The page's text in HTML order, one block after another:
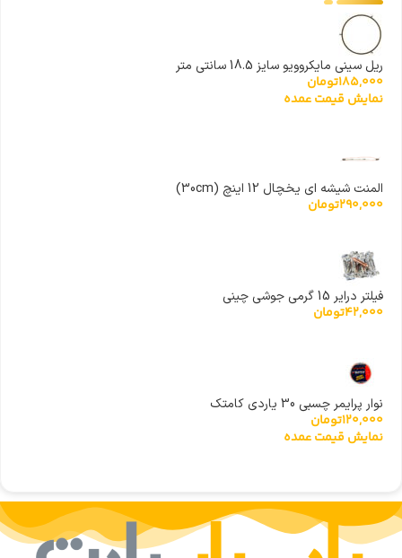
ریل سینی مایکروویو سایز 18.5 سانتی متر
185,000تومان
نمایش قیمت عمده
المنت شیشه ای یخچال 12 اینچ (30cm)
290,000تومان
فیلتر درایر 15 گرمی جوشی چینی
42,000تومان
نوار پرایمر چسبی 30 یاردی کامتک
120,000تومان
نمایش قیمت عمده